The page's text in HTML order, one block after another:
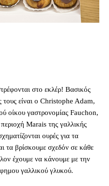
στο εκλέρ! Βασικός
τους είναι ο Christophe Adam,
οίκου γαστρονομίας Fauchon,
Marais της γαλλικής
ουρές για τα
τα βρίσκουμε σχεδόν σε κάθε
έχουμε να κάνουμε με την
γαλλικού γλυκού.